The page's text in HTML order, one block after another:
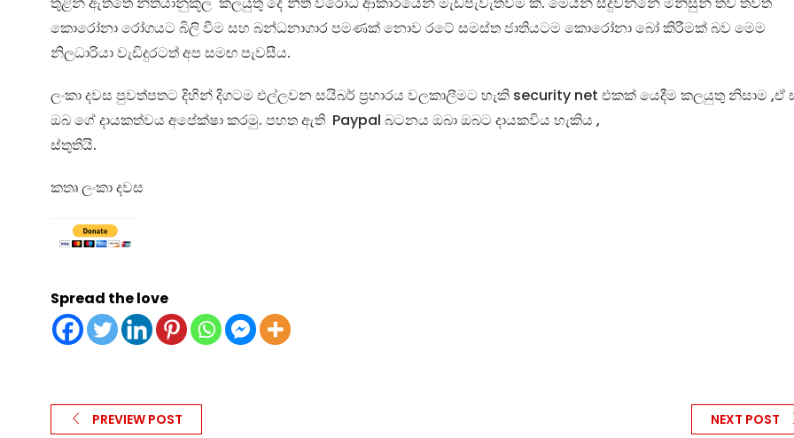
කොරෝනා රෝගයට බිලි වීම සහ බන්ධනාගාර පමණක් නොව රටේ සමස්ත ජාතියටම කොරෝනා බෝ කිරීමක් බව මෙම
නිලධාරියා වැඩිදුරටත් අප සමඟ පැවසීය.
ලංකා දවස පුවත්පතට දිහින් දිගටම එල්ලවන සයිබර් ප්‍රහාරය වලකාලීමට හැකි security net එකක් යෙදීම කලයුතු නිසාම ,ඒ
ඔබ ගේ දායකත්වය අපේක්ෂා කරමු. පහත ඇති Paypal බටනය ඔබා ඔබට දායකවිය හැකිය ,
ස්තුතියි.
කතෘ ලංකා දවස
Spread the love
PREVIEW POST NEXT POST